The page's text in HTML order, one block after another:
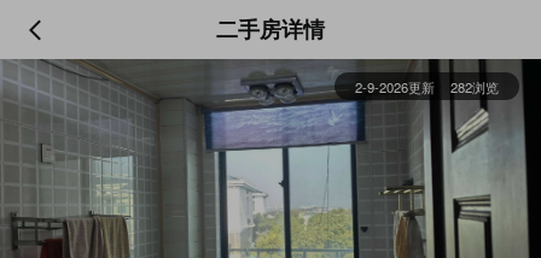
二手房详情
2-9-2026更新 282浏览